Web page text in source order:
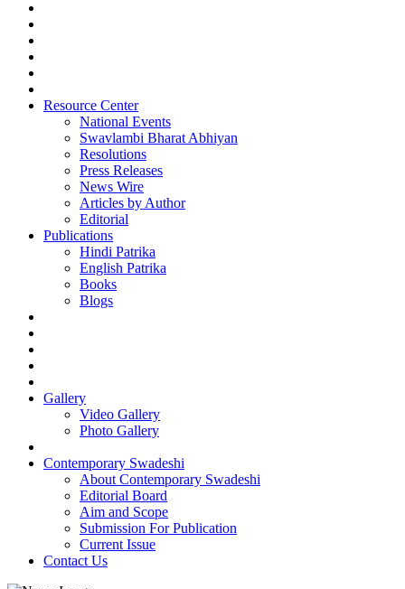
Resource Center
National Events
Swavlambi Bharat Abhiyan
Resolutions
Press Releases
News Wire
Articles by Author
Editorial
Publications
Hindi Patrika
English Patrika
Books
Blogs
Gallery
Video Gallery
Photo Gallery
Contemporary Swadeshi
About Contemporary Swadeshi
Editorial Board
Aim and Scope
Submission For Publication
Current Issue
Contact Us